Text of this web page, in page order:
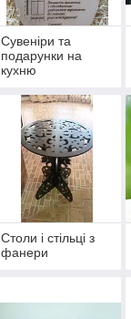
Сувеніри та
подарунки на
кухню
Столи і стільці з
фанери